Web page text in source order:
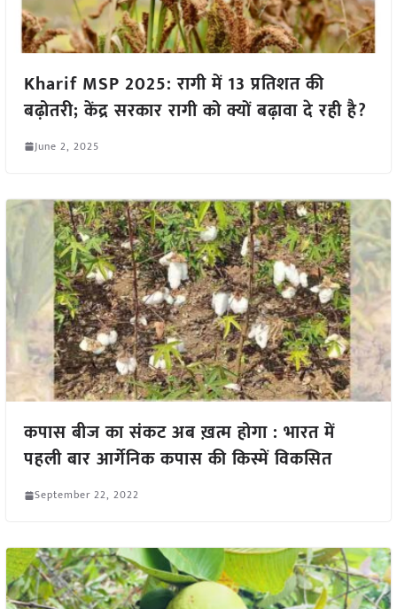
Kharif MSP 2025: रागी में 13 प्रतिशत की
बढ़ोतरी; केंद्र सरकार रागी को क्यों बढ़ावा दे रही है?
June 2, 2025
कपास बीज का संकट अब ख़त्म होगा : भारत में
पहली बार आर्गेनिक कपास की किस्में विकसित
September 22, 2022